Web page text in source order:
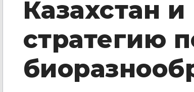
Казахстан
стратегию